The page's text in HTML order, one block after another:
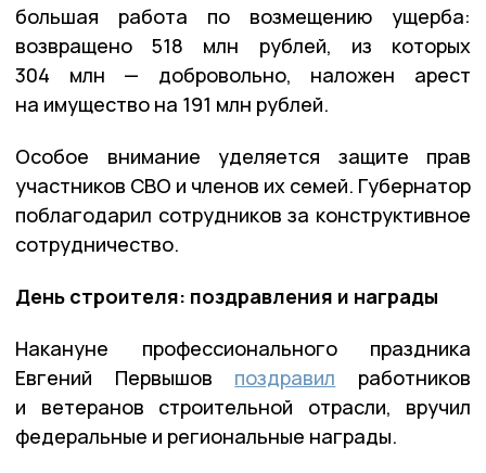
большая работа по возмещению ущерба:
возвращено 518 млн рублей, из которых
304 млн — добровольно, наложен арест
на имущество на 191 млн рублей.
Особое внимание уделяется защите прав
участников СВО и членов их семей. Губернатор
поблагодарил сотрудников за конструктивное
сотрудничество.
День строителя: поздравления и награды
Накануне профессионального праздника
Евгений Первышов поздравил работников
и ветеранов строительной отрасли, вручил
федеральные и региональные награды.